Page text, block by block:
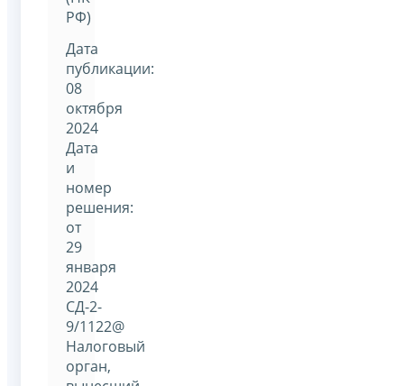
РФ)
Дата
публикации:
08
октября
2024
Дата
и
номер
решения:
от
29
января
2024
СД-2-
9/1122@
Налоговый
орган,